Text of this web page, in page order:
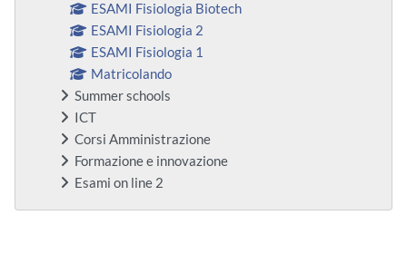
ESAMI Fisiologia Biotech
ESAMI Fisiologia 2
ESAMI Fisiologia 1
Matricolando
Summer schools
ICT
Corsi Amministrazione
Formazione e innovazione
Esami on line 2